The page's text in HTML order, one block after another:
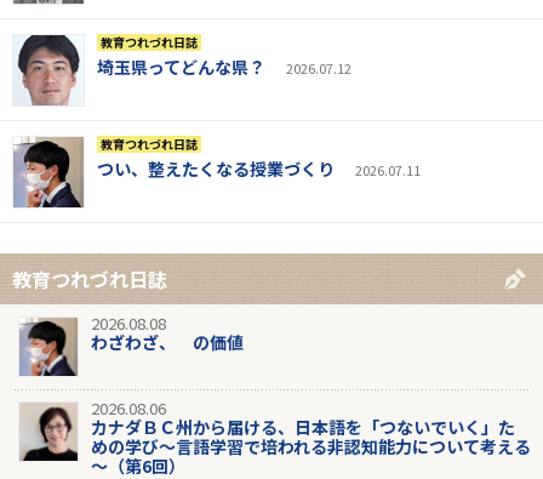
教育つれづれ日誌
埼玉県ってどんな県？ 2026.07.12
教育つれづれ日誌
つい、整えたくなる授業づくり 2026.07.11
教育つれづれ日誌
2026.08.08
わざわざ、 の価値
2026.08.06
カナダＢＣ州から届ける、日本語を「つないでいく」た
めの学び～言語学習で培われる非認知能力について考える
～（第6回）